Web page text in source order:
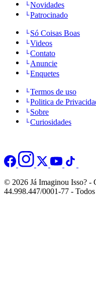
Novidades
Patrocinado
Só Coisas Boas
Videos
Contato
Anuncie
Enquetes
Termos de uso
Politica de
Sobre
Curiosidades
© 2026 Já Imaginou Isso? -
44.998.447/0001-77 -